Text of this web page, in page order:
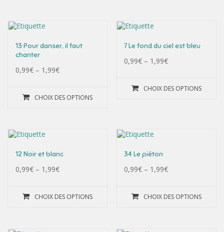
13 Pour danser, il faut
chanter
0,99€ – 1,99€
CHOIX DES OPTIONS
7 Le fond du ciel est bleu
0,99€ – 1,99€
CHOIX DES OPTIONS
12 Noir et blanc
0,99€ – 1,99€
CHOIX DES OPTIONS
34 Le piéton
0,99€ – 1,99€
CHOIX DES OPTIONS